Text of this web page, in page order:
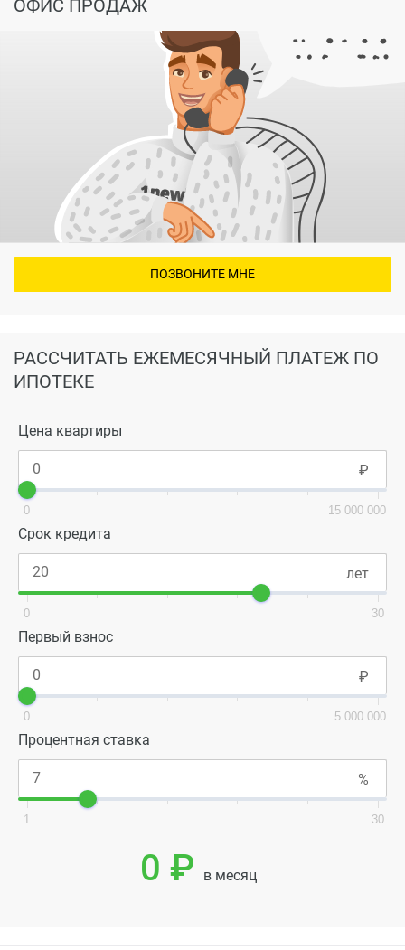
устройство асфальто-бетонных проездов для
автомобилей и для пешеходных тротуаров и
отмостки , песчано-гравийное покрытие для
площадок отдыха,
устройство площадок для отдыха, игр детей и
для физкультуры, для хозцелей с
мусоросборниками оборудуется малыми
архитектурными формами, свободная от
застройки территория озеленяется путем
посадки отдельных деревьев, кустарника,
посевом трав.
ограждение территории по границам участка.
РАССЧИТАТЬ ЕЖЕМЕСЯЧНЫЙ ПЛАТЕЖ ПО
ИПОТЕКЕ
Цена квартиры
0 15 000 000
Срок кредита
0 30
Первый взнос
0 5 000 000
Процентная ставка
1 30
0 ₽ в месяц
ОФИС ПРОДАЖ
ПОЗВОНИТЕ МНЕ